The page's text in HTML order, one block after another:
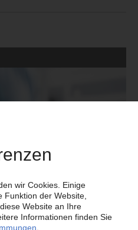
aus der
zur Kenntnis genommen